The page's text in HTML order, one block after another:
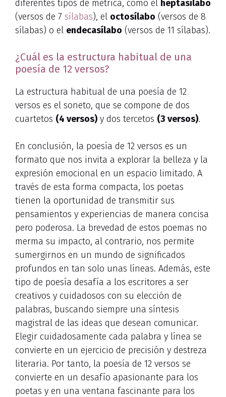
diferentes tipos de métrica, como el heptasílabo
(versos de 7 sílabas), el octosílabo (versos de 8
sílabas) o el endecasílabo (versos de 11 sílabas).
¿Cuál es la estructura habitual de una
poesía de 12 versos?
La estructura habitual de una poesía de 12
versos es el soneto, que se compone de dos
cuartetos (4 versos) y dos tercetos (3 versos).
En conclusión, la poesía de 12 versos es un
formato que nos invita a explorar la belleza y la
expresión emocional en un espacio limitado. A
través de esta forma compacta, los poetas
tienen la oportunidad de transmitir sus
pensamientos y experiencias de manera concisa
pero poderosa. La brevedad de estos poemas no
merma su impacto, al contrario, nos permite
sumergirnos en un mundo de significados
profundos en tan solo unas líneas. Además, este
tipo de poesía desafía a los escritores a ser
creativos y cuidadosos con su elección de
palabras, buscando siempre una síntesis
magistral de las ideas que desean comunicar.
Elegir cuidadosamente cada palabra y línea se
convierte en un ejercicio de precisión y destreza
literaria. Por tanto, la poesía de 12 versos se
convierte en un desafío apasionante para los
poetas y en una ventana fascinante para los